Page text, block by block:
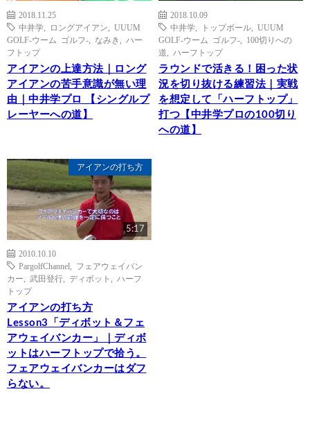
2018.11.25
中井学
ロングアイアン
UUUM
GOLF-ウーム ゴルフ-
なみき
ハー
フトップ
アイアンの上達方法｜ロング
アイアンの苦手意識が無い理
由｜中井学プロ 【シングルプ
レーヤーへの道】
2018.10.09
中井学
トップボール
UUUM
GOLF-ウーム ゴルフ-
100切りへの
道
ハーフトップ
ラウンドで活きる！困った状
況を切り抜ける練習法｜実戦
を想定して「ハーフトップ」
打つ【中井学プロの100切り
への道】
アイアンの打ち方
5:17
2010.10.10
PargolfChannel
フェアウェイバン
カー
武田登行 ディボット
ハーフ
トップ
アイアンの打ち方
Lesson3「ディボット＆フェ
アウェイバンカー」｜ディボ
ットはハーフトップで拾う。
フェアウェイバンカーはダフ
らない。